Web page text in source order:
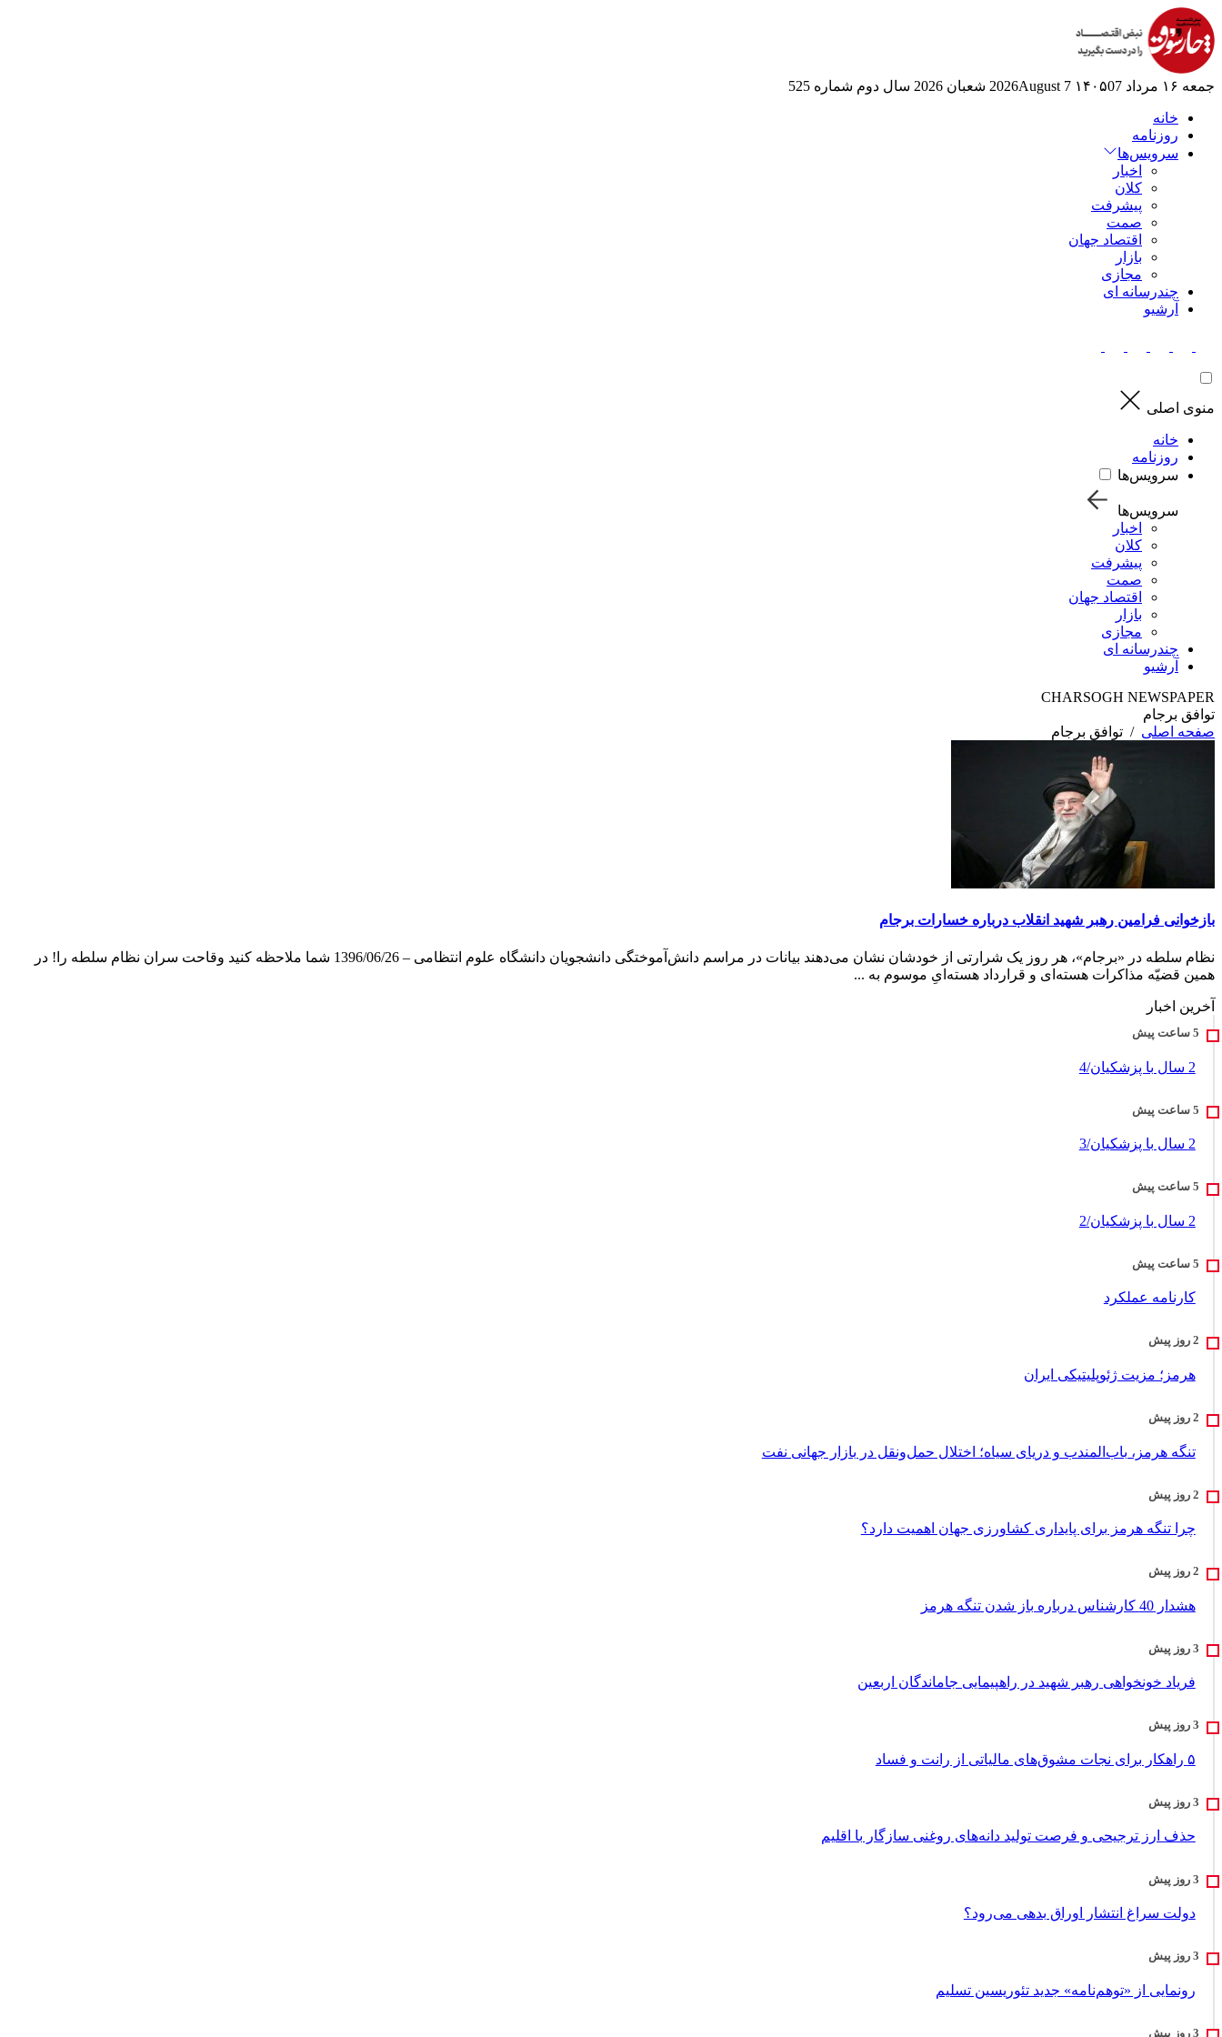
جمعه ۱۶ مرداد ۱۴۰۵ 07 2026August 7 شعبان 2026 سال دوم شماره 525
خانه
روزنامه
سرویس‌ها
اخبار
کلان
پیشرفت
صمت
اقتصاد جهان
بازار
مجازی
چندرسانه ای
آرشیو
منوی اصلی
خانه
روزنامه
سرویس‌ها
سرویس‌ها
اخبار
کلان
پیشرفت
صمت
اقتصاد جهان
بازار
مجازی
چندرسانه ای
آرشیو
CHARSOGH NEWSPAPER
توافق برجام
صفحه اصلی / توافق برجام
بازخوانی فرامین رهبر شهید انقلاب درباره خسارات برجام
نظام سلطه در «برجام»، هر روز یک شرارتی از خودشان نشان می‌دهند بیانات در مراسم دانش‌آموختگی دانشجویان دانشگاه علوم انتظامی – 1396/06/26 شما ملاحظه کنید وقاحت سران نظام سلطه را! در
همین قضیّه مذاکرات هسته‌ای و قرارداد هسته‌ایِ موسوم به ...
آخرین اخبار
2 سال با پزشکیان/4
2 سال با پزشکیان/3
2 سال با پزشکیان/2
کارنامه عملکرد
هرمز؛ مزیت ژئوپلیتیکی ایران
تنگه هرمز، باب‌المندب و دریای سیاه؛ اختلال حمل‌ونقل در بازار جهانی نفت
چرا تنگه هرمز برای پایداری کشاورزی جهان اهمیت دارد؟
هشدار 40 کارشناس درباره باز شدن تنگه هرمز
فریاد خونخواهی رهبر شهید در راهپیمایی جاماندگان اربعین
۵ راهکار برای نجات مشوق‌های مالیاتی از رانت و فساد
حذف ارز ترجیحی و فرصت تولید دانه‌های روغنی سازگار با اقلیم
دولت سراغ انتشار اوراق بدهی می‌رود؟
رونمایی از «توهم‌نامه» جدید تئور‌یسین تسلیم